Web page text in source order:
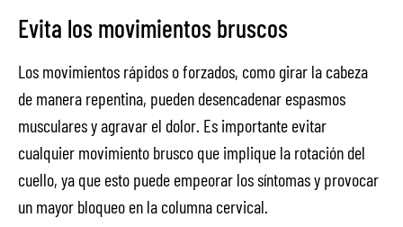
Evita los movimientos bruscos
Los movimientos rápidos o forzados, como girar la cabeza
de manera repentina, pueden desencadenar espasmos
musculares y agravar el dolor. Es importante evitar
cualquier movimiento brusco que implique la rotación del
cuello, ya que esto puede empeorar los síntomas y provocar
un mayor bloqueo en la columna cervical.